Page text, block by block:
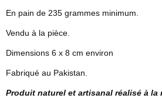
En pain de 235 grammes minimum.
Vendu à la pièce.
Dimensions 6 x 8 cm environ
Fabriqué au Pakistan.
Produit naturel et artisanal réalisé à la